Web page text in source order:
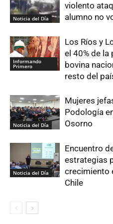
Noticia del Día
violento
alumno no
Informando
Primero
Los Ríos y
el 40% de
bovina
resto del
Noticia del Día
Mujeres
Podología
Osorno
Noticia del Día
Encuentro
estrategias
crecimiento
Chile